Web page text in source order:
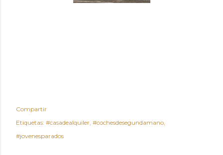
Compartir
Etiquetas: #casadealquiler #cochesdesegundamano
#jovenesparados